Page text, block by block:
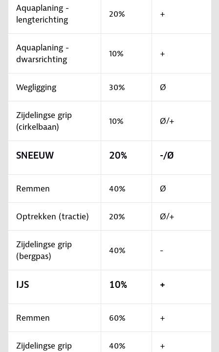
Aquaplaning -
lengterichting
20% +
Aquaplaning -
dwarsrichting
10% +
Wegligging 30% Ø
Zijdelingse grip
(cirkelbaan)
10% Ø/+
SNEEUW 20% -/Ø
Remmen 40% Ø
Optrekken (tractie) 20% Ø/+
Zijdelingse grip
(bergpas)
40% -
IJS 10% +
Remmen 60% +
Zijdelingse grip 40% +